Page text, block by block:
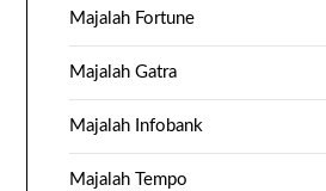
Majalah Fortune
Majalah Gatra
Majalah Infobank
Majalah Tempo